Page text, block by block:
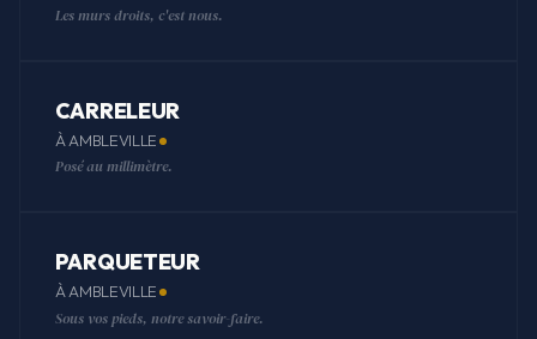
Les murs droits, c'est nous.
CARRELEUR
À AMBLEVILLE
Posé au millimètre.
PARQUETEUR
À AMBLEVILLE
Sous vos pieds, notre savoir-faire.